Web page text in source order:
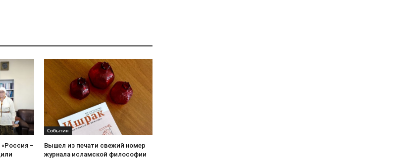
–
События
Вышел из печати свежий номер
журнала исламской философии